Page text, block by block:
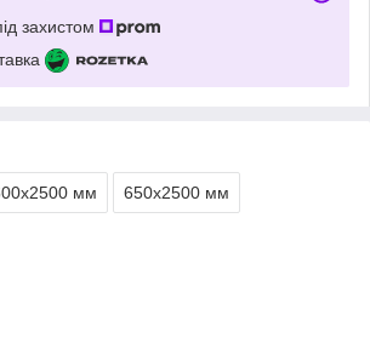
захистом
мм 650х2500 мм